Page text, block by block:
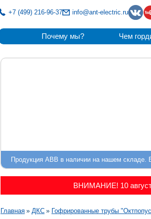
+7 (499) 216-96-37 info@ant-electric.ru
Почему мы? Чем
Продукция ABB в наличии на нашем складе.
ВНИМАНИЕ! 10
Строка
Главная ДКС Гофрированные трубы